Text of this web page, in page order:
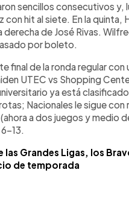
sencillos consecutivos y,
con hit al siete. En la quinta,
de José Rivas.
por boleto.
final de la ronda regular con
UTEC vs Shopping
ya está
Nacionales le sigue
a dos juegos y medio
13.
las Grandes Ligas, los
de temporada